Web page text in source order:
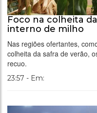
Foco na colheita
interno de milho
Nas regiões ofertantes,
colheita da safra de verão,
recuo.
23:57 - Em: